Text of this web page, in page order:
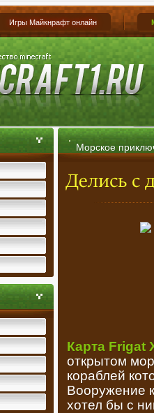
Игры Майкнрафт онлайн
Морское
скачать
Карта Frigat
открытом
кораблей
Вооружение
хотел бы с